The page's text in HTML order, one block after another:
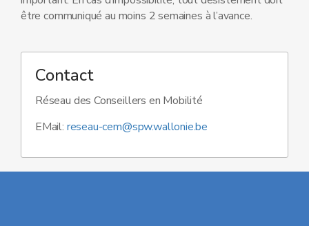
être communiqué au moins 2 semaines à l’avance.
Contact
Réseau des Conseillers en Mobilité
EMail: reseau-cem@spw.wallonie.be